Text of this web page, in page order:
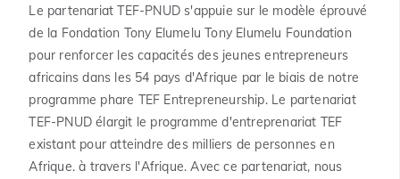
Le partenariat TEF-PNUD s'appuie sur le modèle éprouvé
de la Fondation Tony Elumelu Tony Elumelu Foundation
pour renforcer les capacités des jeunes entrepreneurs
africains dans les 54 pays d'Afrique par le biais de notre
programme phare TEF Entrepreneurship. Le partenariat
TEF-PNUD élargit le programme d'entreprenariat TEF
existant pour atteindre des milliers de personnes en
Afrique. à travers l'Afrique. Avec ce partenariat, nous